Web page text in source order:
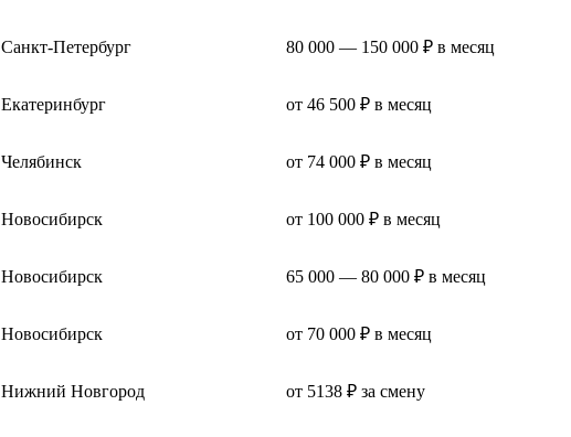
Санкт-Петербург 80 000 — 150 000 ₽ в месяц
Екатеринбург от 46 500 ₽ в месяц
Челябинск от 74 000 ₽ в месяц
Новосибирск от 100 000 ₽ в месяц
Новосибирск 65 000 — 80 000 ₽ в месяц
Новосибирск от 70 000 ₽ в месяц
Нижний Новгород от 5138 ₽ за смену